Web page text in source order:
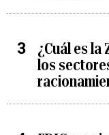
¿Cuál es la
los